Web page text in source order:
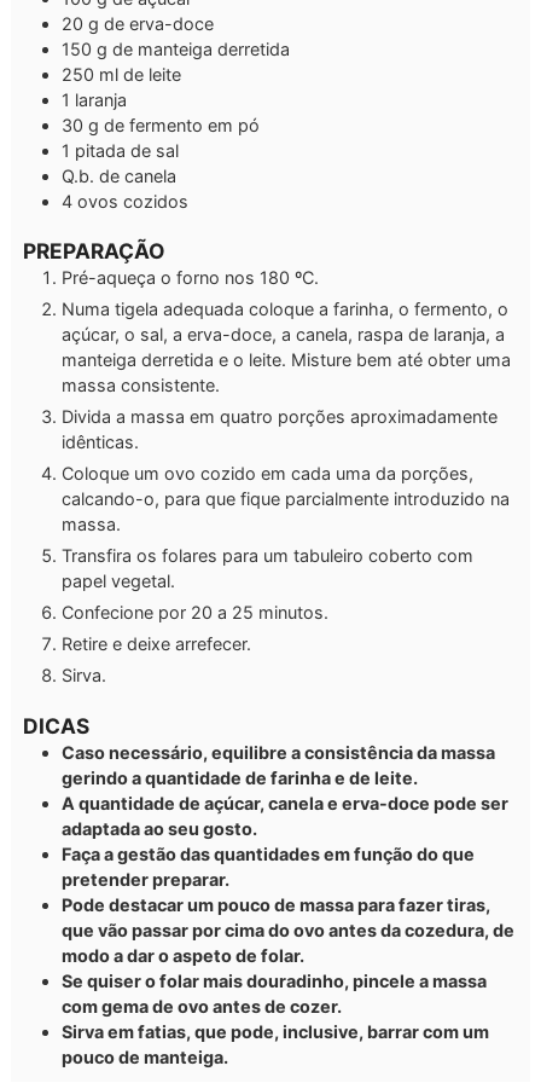
20 g de erva-doce
150 g de manteiga derretida
250 ml de leite
1 laranja
30 g de fermento em pó
1 pitada de sal
Q.b. de canela
4 ovos cozidos
PREPARAÇÃO
Pré-aqueça o forno nos 180 ºC.
Numa tigela adequada coloque a farinha, o fermento, o
açúcar, o sal, a erva-doce, a canela, raspa de laranja, a
manteiga derretida e o leite. Misture bem até obter uma
massa consistente.
Divida a massa em quatro porções aproximadamente
idênticas.
Coloque um ovo cozido em cada uma da porções,
calcando-o, para que fique parcialmente introduzido na
massa.
Transfira os folares para um tabuleiro coberto com
papel vegetal.
Confecione por 20 a 25 minutos.
Retire e deixe arrefecer.
Sirva.
DICAS
Caso necessário, equilibre a consistência da massa
gerindo a quantidade de farinha e de leite.
A quantidade de açúcar, canela e erva-doce pode ser
adaptada ao seu gosto.
Faça a gestão das quantidades em função do que
pretender preparar.
Pode destacar um pouco de massa para fazer tiras,
que vão passar por cima do ovo antes da cozedura, de
modo a dar o aspeto de folar.
Se quiser o folar mais douradinho, pincele a massa
com gema de ovo antes de cozer.
Sirva em fatias, que pode, inclusive, barrar com um
pouco de manteiga.